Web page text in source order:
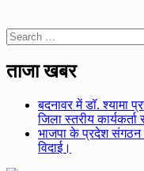
Search
for:
ताजा खबर
बदनावर में डॉ. श्यामा
जिला स्तरीय
भाजपा के प्रदेश संगठन
विदाई।